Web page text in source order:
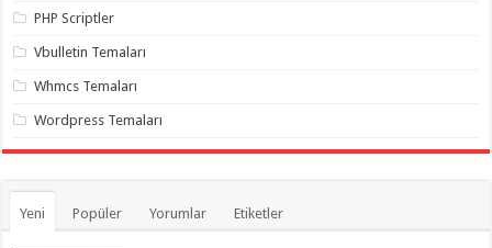
organizasyon,
organizasyon,
organizasyon ,
palyaço
PHP Scriptler
Vbulletin Temaları
Whmcs Temaları
Wordpress Temaları
Yeni Popüler Yorumlar Etiketler